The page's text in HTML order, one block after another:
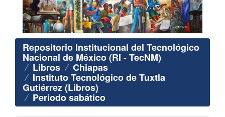
Repositorio Institucional del Tecnológico
Nacional de México (RI - TecNM)
Libros Chiapas
Instituto Tecnológico de Tuxtla
Gutiérrez (Libros)
Periodo sabático